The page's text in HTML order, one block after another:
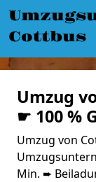
Cottbus
Umzug
☛ 100 %
Umzug von
Min. ➨